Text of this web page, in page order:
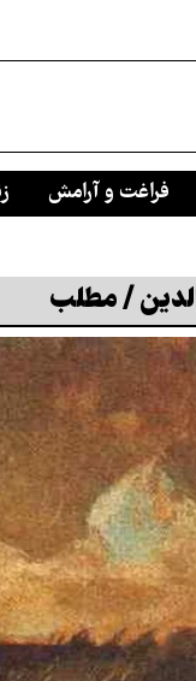
فراغت و آرامش
/ مطلب